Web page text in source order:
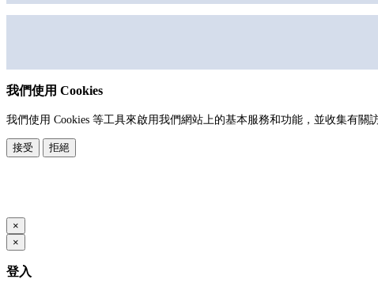
我們使用 Cookies
我們使用 Cookies 等工具來啟用我們網站上的基本服務和功能，並收集有
接受 拒絕
×
×
登入